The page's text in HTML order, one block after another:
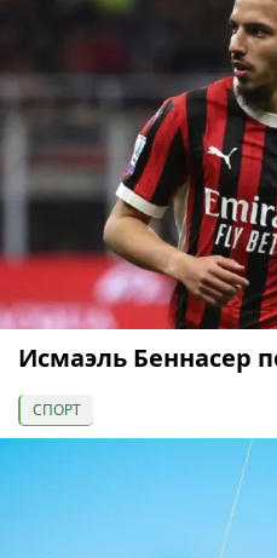
Исмаэль Беннасер
СПОРТ